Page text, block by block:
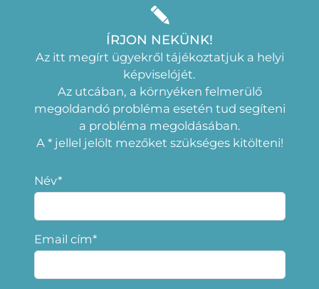
ÍRJON NEKÜNK!
Az itt megírt ügyekről tájékoztatjuk a helyi
képviselójét.
Az utcában, a környéken felmerülő
megoldandó probléma esetén tud segíteni
a probléma megoldásában.
A * jellel jelölt mezőket szükséges kitölteni!
Név*
Email cím*